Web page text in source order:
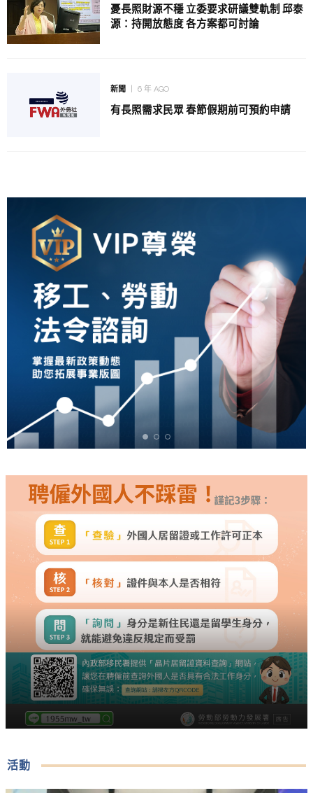
憂長照財源不穩 立委要求研議雙軌制 邱泰
源：持開放態度 各方案都可討論
新聞 6 年 AGO
有長照需求民眾 春節假期前可預約申請
活動